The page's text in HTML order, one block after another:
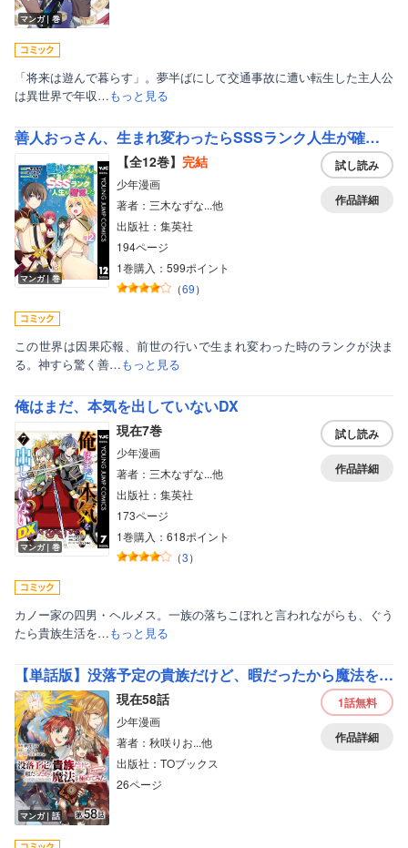
マンガ｜巻
「将来は遊んで暮らす」。夢半ばにして交通事故に遭い転生した主人公
は異世界で年収…もっと見る
善人おっさん、生まれ変わったらSSSランク人生が確定した
マンガ｜巻
【全12巻】 完結
少年漫画
著者：三木なずな...他
出版社：集英社
194ページ
1巻購入：599ポイント
（69）
試し読み
作品詳細
この世界は因果応報、前世の行いで生まれ変わった時のランクが決ま
る。神すら驚く善…もっと見る
俺はまだ、本気を出していないDX
マンガ｜巻
現在7巻
少年漫画
著者：三木なずな...他
出版社：集英社
173ページ
1巻購入：618ポイント
（3）
試し読み
作品詳細
カノー家の四男・ヘルメス。一族の落ちこぼれと言われながらも、ぐう
たら貴族生活を…もっと見る
【単話版】没落予定の貴族だけど、暇だったから魔法を極めてみた＠COMIC
マンガ｜話
現在58話
少年漫画
著者：秋咲りお...他
出版社：TOブックス
26ページ
1話無料
作品詳細